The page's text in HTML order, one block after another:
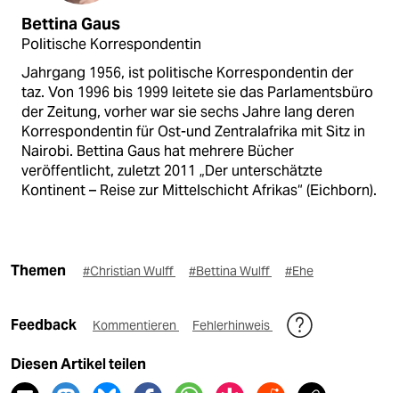
Bettina Gaus
Politische Korrespondentin
Jahrgang 1956, ist politische Korrespondentin der
taz. Von 1996 bis 1999 leitete sie das Parlamentsbüro
der Zeitung, vorher war sie sechs Jahre lang deren
Korrespondentin für Ost-und Zentralafrika mit Sitz in
Nairobi. Bettina Gaus hat mehrere Bücher
veröffentlicht, zuletzt 2011 „Der unterschätzte
Kontinent – Reise zur Mittelschicht Afrikas“ (Eichborn).
Themen #Christian Wulff #Bettina Wulff #Ehe
Feedback Kommentieren Fehlerhinweis
Diesen Artikel teilen